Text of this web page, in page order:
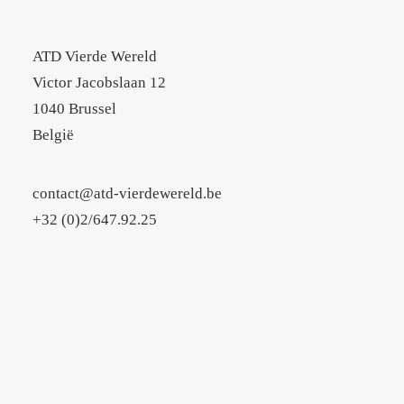
ATD Vierde Wereld
Victor Jacobslaan 12
1040 Brussel
België
contact@atd-vierdewereld.be
+32 (0)2/647.92.25